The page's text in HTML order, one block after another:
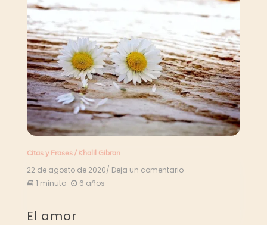
Citas y Frases/ Khalil Gibran
22 de agosto de 2020/ Deja un comentarioen
1 minuto 6 años
El amor